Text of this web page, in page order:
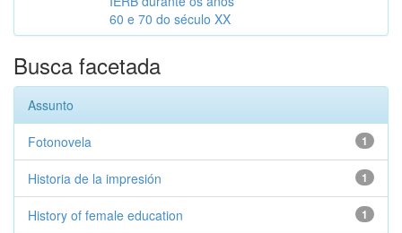
60 e 70 do século XX
Busca facetada
Assunto
1
Fotonovela
1
Historia de la impresión
1
History of female education